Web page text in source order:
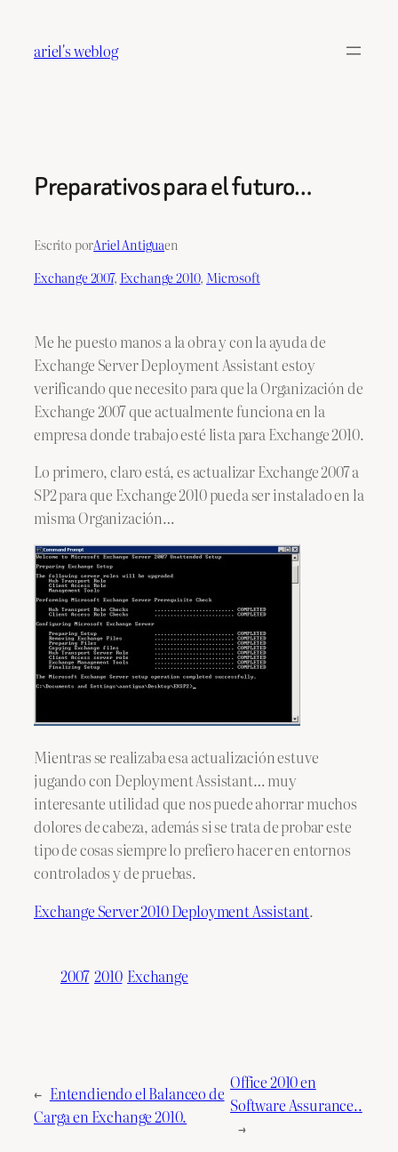
contenido
ariel's weblog
Preparativos para el futuro…
Escrito porAriel Antiguaen
Exchange 2007, Exchange 2010, Microsoft
Me he puesto manos a la obra y con la ayuda de
Exchange Server Deployment Assistant estoy
verificando que necesito para que la Organización de
Exchange 2007 que actualmente funciona en la
empresa donde trabajo esté lista para Exchange 2010.
Lo primero, claro está, es actualizar Exchange 2007 a
SP2 para que Exchange 2010 pueda ser instalado en la
misma Organización…
Mientras se realizaba esa actualización estuve
jugando con Deployment Assistant… muy
interesante utilidad que nos puede ahorrar muchos
dolores de cabeza, además si se trata de probar este
tipo de cosas siempre lo prefiero hacer en entornos
controlados y de pruebas.
Exchange Server 2010 Deployment Assistant.
2007 2010 Exchange
← Entendiendo el Balanceo de
Carga en Exchange 2010.
Office 2010 en
Software Assurance..
→